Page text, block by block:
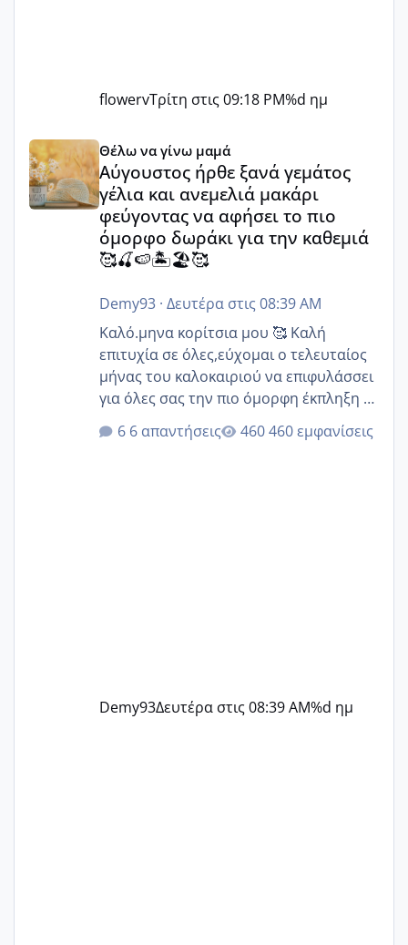
flowervΤρίτη στις 09:18 PM%d ημ
Αύγουστος ήρθε ξανά γεμάτος γέλια και ανεμελιά
Θέλω να γίνω μαμά
Αύγουστος ήρθε ξανά γεμάτος
γέλια και ανεμελιά μακάρι
φεύγοντας να αφήσει το πιο
όμορφο δωράκι για την καθεμιά
🥰🍒🍉🏝️🏖️🥰
Demy93· Δευτέρα στις 08:39 AM
Καλό.μηνα κορίτσια μου 🥰 Καλή
επιτυχία σε όλες,εύχομαι ο τελευταίος
μήνας του καλοκαιριού να επιφυλάσσει
για όλες σας την πιο όμορφη έκπληξη 🧿
@Elk @Melikara86 @Παρασκευαιδου
@Zenia z @melitiniღ @Christi.D.
6 απαντήσεις 460 εμφανίσεις
Demy93Δευτέρα στις 08:39 AM%d ημ